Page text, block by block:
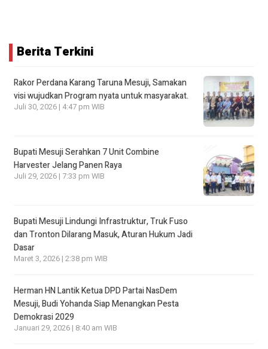
Berita Terkini
Rakor Perdana Karang Taruna Mesuji, Samakan
visi wujudkan Program nyata untuk masyarakat.
Juli 30, 2026 | 4:47 pm WIB
Bupati Mesuji Serahkan 7 Unit Combine
Harvester Jelang Panen Raya
Juli 29, 2026 | 7:33 pm WIB
Bupati Mesuji Lindungi Infrastruktur, Truk Fuso
dan Tronton Dilarang Masuk, Aturan Hukum Jadi
Dasar
Maret 3, 2026 | 2:38 pm WIB
Herman HN Lantik Ketua DPD Partai NasDem
Mesuji, Budi Yohanda Siap Menangkan Pesta
Demokrasi 2029
Januari 29, 2026 | 8:40 am WIB